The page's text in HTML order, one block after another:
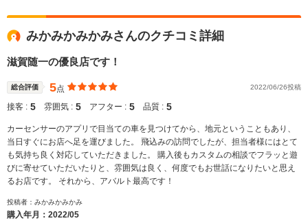
みかみかみかみさんのクチコミ詳細
滋賀随一の優良店です！
総合評価 5点 2022/06/26投稿
接客 : 5 雰囲気 : 5 アフター : 5 品質 : 5
カーセンサーのアプリで目当ての車を見つけてから、地元ということもあり、
当日すぐにお店へ足を運びました。 飛込みの訪問でしたが、担当者様にはとて
も気持ち良く対応していただきました。 購入後もカスタムの相談でフラッと遊
びに寄せていただいたりと、雰囲気は良く、何度でもお世話になりたいと思え
るお店です。 それから、アバルト最高です！
投稿者：みかみかみかみ
購入年月： 2022/05